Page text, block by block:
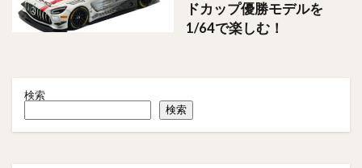
ドカップ優勝モデルを
1/64で楽しむ！
検索
検索